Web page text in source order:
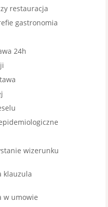
restauracja
gastronomia
24h
wizerunku
klauzula
w umowie